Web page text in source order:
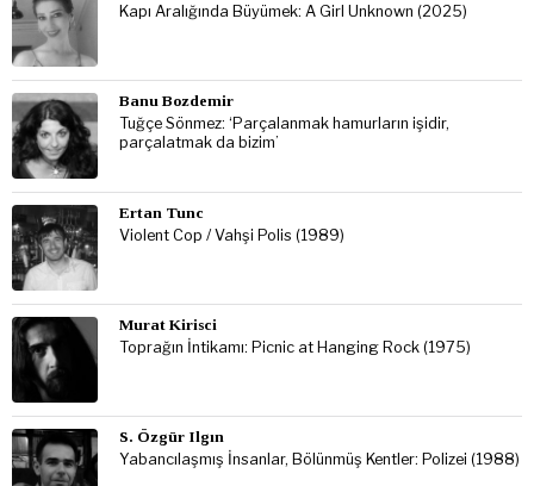
Kapı Aralığında Büyümek: A Girl Unknown (2025)
Banu Bozdemir
Tuğçe Sönmez: ‘Parçalanmak hamurların işidir,
parçalatmak da bizim’
Ertan Tunc
Violent Cop / Vahşi Polis (1989)
Murat Kirisci
Toprağın İntikamı: Picnic at Hanging Rock (1975)
S. Özgür Ilgın
Yabancılaşmış İnsanlar, Bölünmüş Kentler: Polizei (1988)